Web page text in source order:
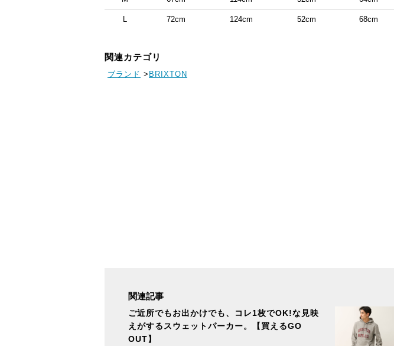
L 72cm 124cm 52cm 68cm
関連カテゴリ
ブランド > BRIXTON
関連記事
ご近所でもお出かけでも、コレ1枚でOK!な見映
えがするスウェットパーカー。【買えるGO
OUT】